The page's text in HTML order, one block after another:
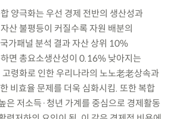
양극화는 우선 경제 전반의 생산성과
산 불평등이 커질수록 자원 배분의
가패널 분석 결과 자산 상위 10%
면 총요소생산성이 0.16% 낮아지는
령화로 인한 우리나라의 노노老老상속과
비효율 문제를 더욱 심화시킴. 또한 복합
은 저소득·청년 가계를 중심으로 경제활동